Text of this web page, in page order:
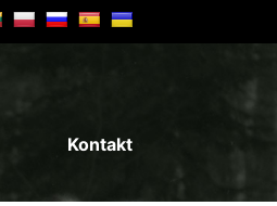
Kontakt